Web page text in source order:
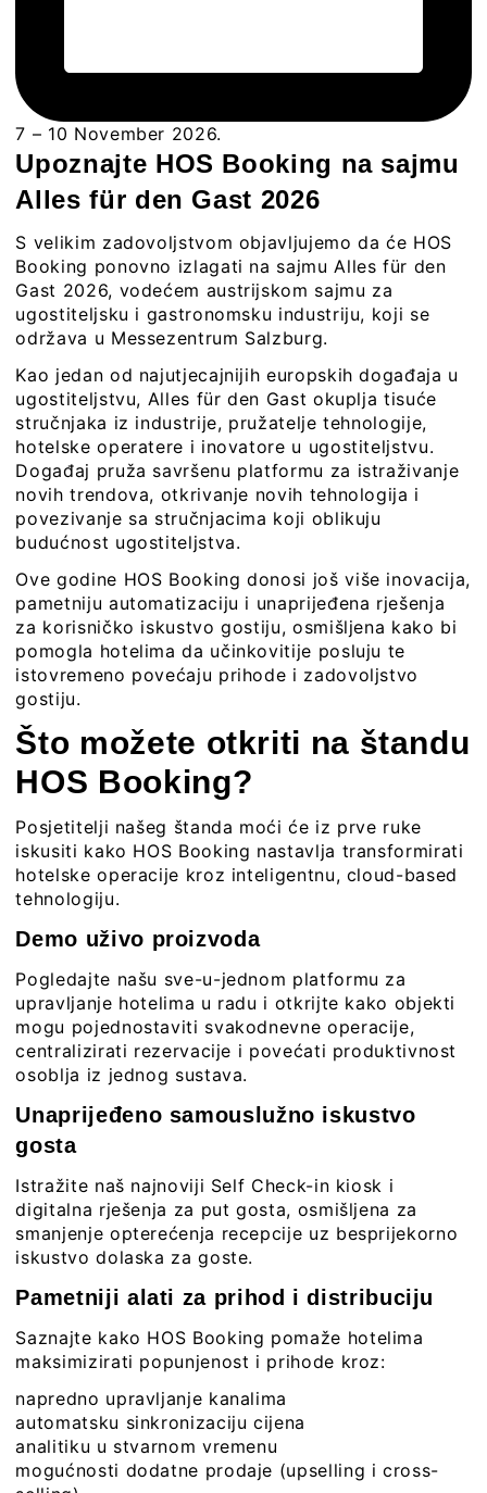
7 – 10 November 2026.
Upoznajte HOS Booking na sajmu
Alles für den Gast 2026
S velikim zadovoljstvom objavljujemo da će HOS
Booking ponovno izlagati na sajmu Alles für den
Gast 2026, vodećem austrijskom sajmu za
ugostiteljsku i gastronomsku industriju, koji se
održava u Messezentrum Salzburg.
Kao jedan od najutjecajnijih europskih događaja u
ugostiteljstvu, Alles für den Gast okuplja tisuće
stručnjaka iz industrije, pružatelje tehnologije,
hotelske operatere i inovatore u ugostiteljstvu.
Događaj pruža savršenu platformu za istraživanje
novih trendova, otkrivanje novih tehnologija i
povezivanje sa stručnjacima koji oblikuju
budućnost ugostiteljstva.
Ove godine HOS Booking donosi još više inovacija,
pametniju automatizaciju i unaprijeđena rješenja
za korisničko iskustvo gostiju, osmišljena kako bi
pomogla hotelima da učinkovitije posluju te
istovremeno povećaju prihode i zadovoljstvo
gostiju.
Što možete otkriti na štandu
HOS Booking?
Posjetitelji našeg štanda moći će iz prve ruke
iskusiti kako HOS Booking nastavlja transformirati
hotelske operacije kroz inteligentnu, cloud-based
tehnologiju.
Demo uživo proizvoda
Pogledajte našu sve-u-jednom platformu za
upravljanje hotelima u radu i otkrijte kako objekti
mogu pojednostaviti svakodnevne operacije,
centralizirati rezervacije i povećati produktivnost
osoblja iz jednog sustava.
Unaprijeđeno samouslužno iskustvo
gosta
Istražite naš najnoviji Self Check-in kiosk i
digitalna rješenja za put gosta, osmišljena za
smanjenje opterećenja recepcije uz besprijekorno
iskustvo dolaska za goste.
Pametniji alati za prihod i distribuciju
Saznajte kako HOS Booking pomaže hotelima
maksimizirati popunjenost i prihode kroz:
napredno upravljanje kanalima
automatsku sinkronizaciju cijena
analitiku u stvarnom vremenu
mogućnosti dodatne prodaje (upselling i cross-